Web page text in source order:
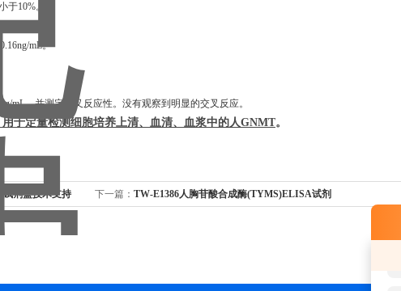
于10%。
mL。
mL，并测定交叉反应性。没有观察到明显的交叉反应。
于定量检测细胞培养上清、血清、血浆中的人GNMT。
试剂盒技术支持 下一篇： TW-E1386人胸苷酸合成酶(TYMS)ELISA试剂